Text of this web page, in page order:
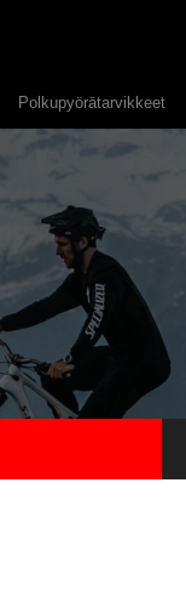
Polkupyörätarvikkeet